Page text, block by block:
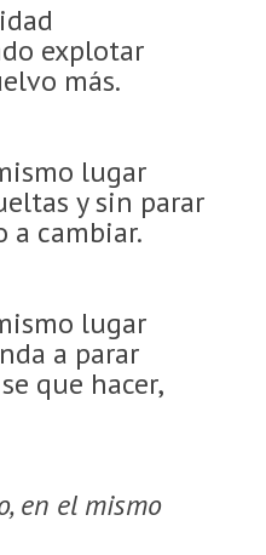
explotar
más.
lugar
y sin parar
a cambiar.
lugar
a parar
que hacer,
en el mismo